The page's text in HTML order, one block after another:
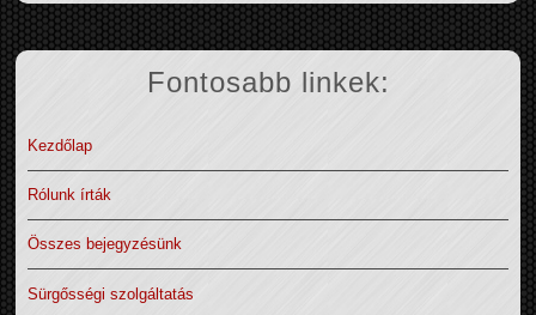
Fontosabb linkek:
Kezdőlap
Rólunk írták
Összes bejegyzésünk
Sürgősségi szolgáltatás